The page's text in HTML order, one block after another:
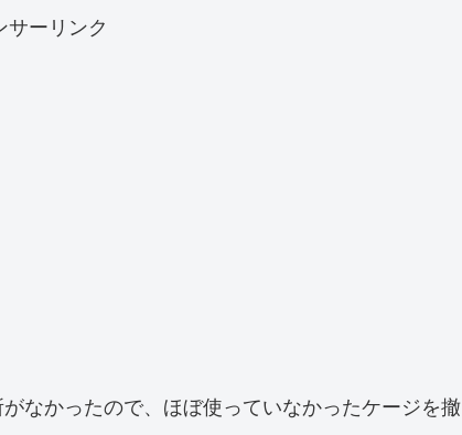
サーリンク
なかったので、ほぼ使っていなかったケージを撤